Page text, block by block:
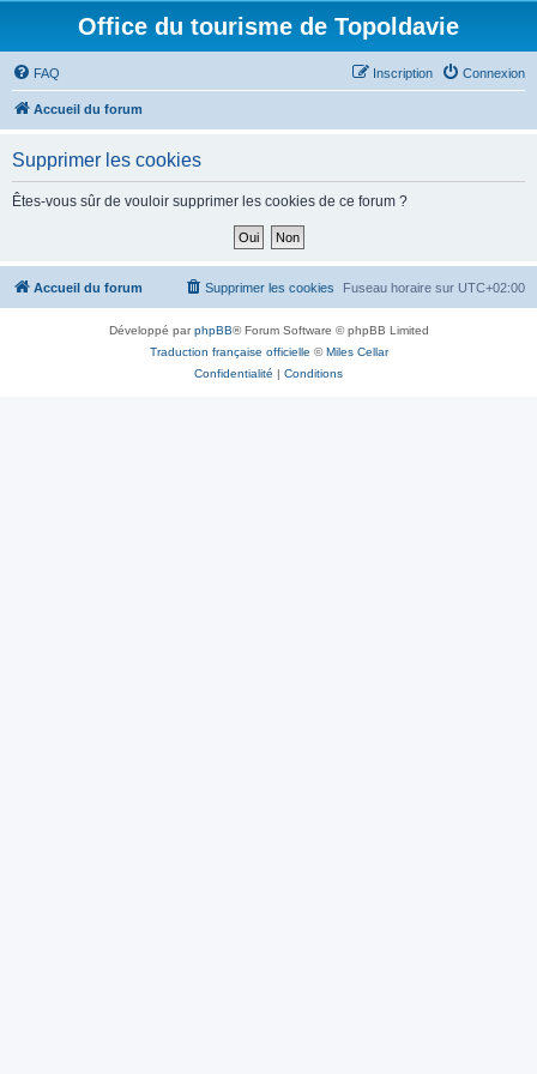
Office du tourisme de Topoldavie
FAQ Connexion
Inscription
Accueil du forum
Supprimer les cookies
Êtes-vous sûr de vouloir supprimer les cookies de ce forum ?
Accueil du forum Fuseau horaire sur UTC+02:00
Supprimer les cookies
Développé parphpBB® Forum Software © phpBB Limited
Traduction française officielle ©Miles Cellar
Confidentialité | Conditions